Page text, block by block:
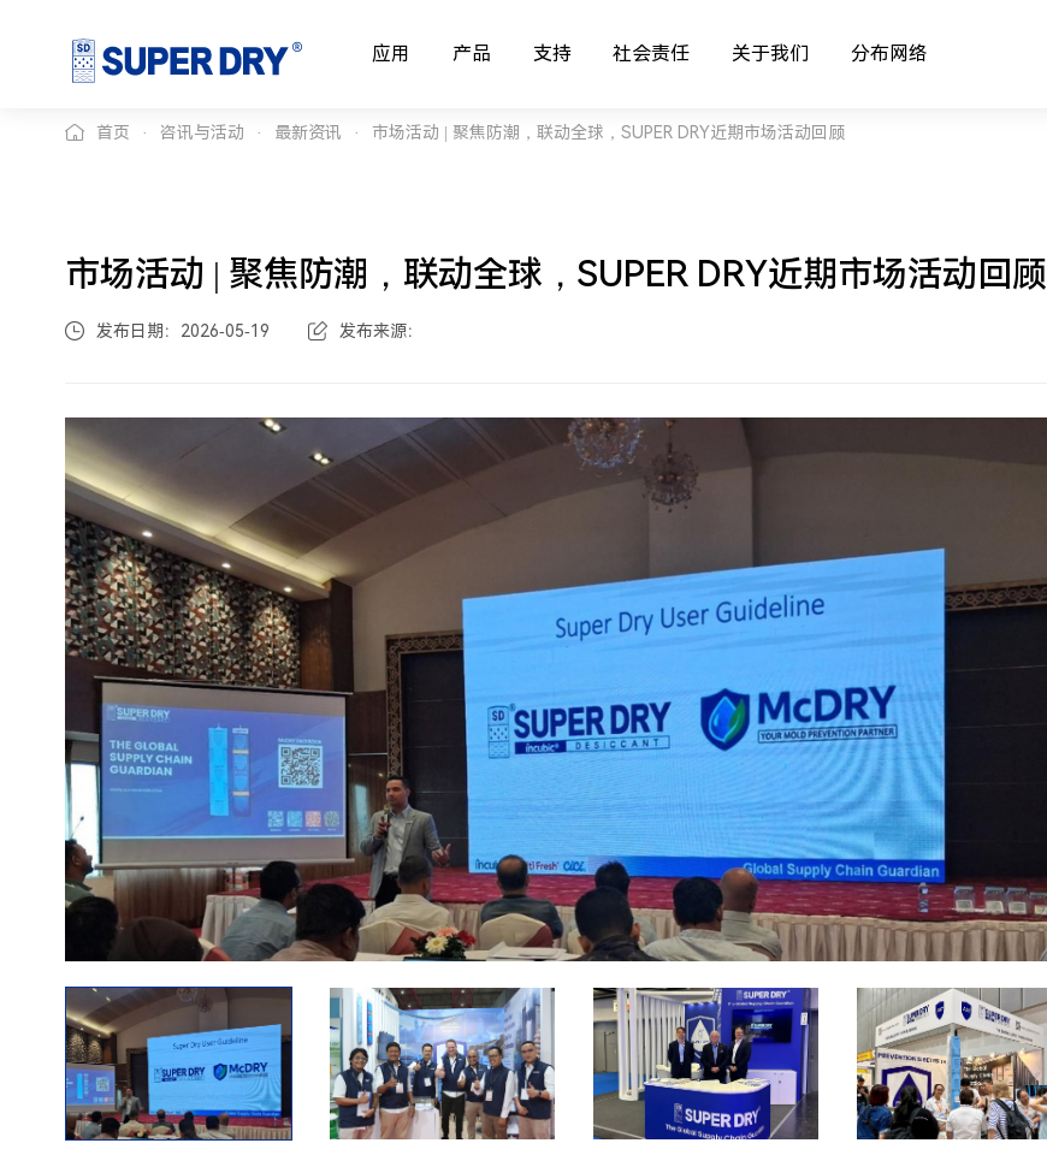
应用 产品 支持 社会责任 关于我们 分布网络
首页 咨讯与活动 最新资讯 市场活动 | 聚焦防潮，联动全球，SUPER DRY近期市场活动回顾
市场活动 | 聚焦防潮，联动全球，SUPER DRY近期市场活动回顾
发布日期：2026-05-19 发布来源：